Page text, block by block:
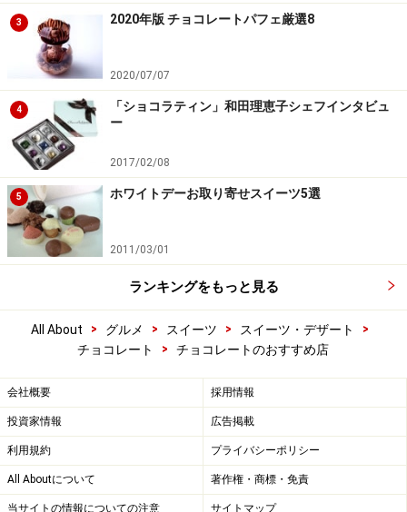
3 2020年版 チョコレートパフェ厳選8
2020/07/07
4
「ショコラティン」和田理恵子シェフインタビュ
ー
2017/02/08
5 ホワイトデーお取り寄せスイーツ5選
2011/03/01
ランキングをもっと見る
All About > グルメ > スイーツ > スイーツ・デザート
>
チョコレート
> チョコレートのおすすめ店
会社概要 採用情報
投資家情報 広告掲載
利用規約 プライバシーポリシー
All Aboutについて 著作権・商標・免責
当サイトの情報についての注意 サイトマップ